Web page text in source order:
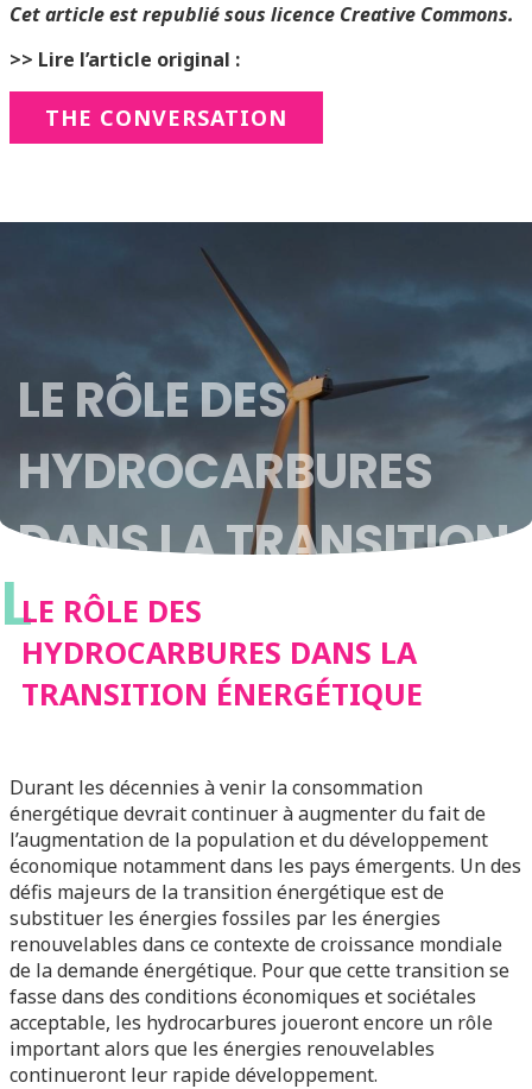
Cet article est republié sous licence Creative Commons.
>> Lire l’article original :
THE CONVERSATION
LE RÔLE DES
HYDROCARBURES
DANS LA TRANSITION
ÉNERGÉTIQUE
LLE RÔLE DES
HYDROCARBURES DANS LA
TRANSITION ÉNERGÉTIQUE
Durant les décennies à venir la consommation
énergétique devrait continuer à augmenter du fait de
l’augmentation de la population et du développement
économique notamment dans les pays émergents. Un des
défis majeurs de la transition énergétique est de
substituer les énergies fossiles par les énergies
renouvelables dans ce contexte de croissance mondiale
de la demande énergétique. Pour que cette transition se
fasse dans des conditions économiques et sociétales
acceptable, les hydrocarbures joueront encore un rôle
important alors que les énergies renouvelables
continueront leur rapide développement.